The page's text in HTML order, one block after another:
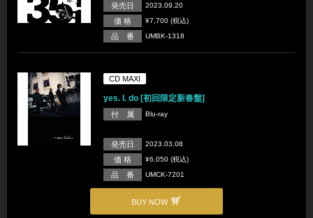
発売日 2023.09.20
価 格 ¥7,700 (税込)
品 番 UMBK-1318
CD MAXI
yes. I. do [初回限定新春盤]
付 属 Blu-ray
発売日 2023.03.08
価 格 ¥6,050 (税込)
品 番 UMCK-7201
BUY NOW